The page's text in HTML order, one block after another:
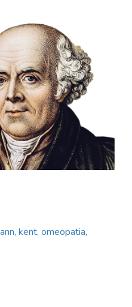
, kent, omeopatia,